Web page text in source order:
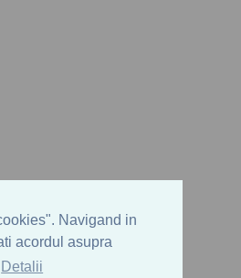
Navigand in
acordul asupra
Detalii